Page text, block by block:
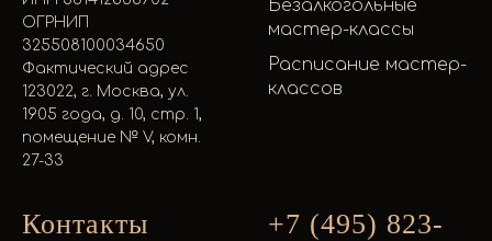
ОГРНИП
325508100034650
Фактический адрес
123022, г. Москва, ул.
1905 года, д. 10, стр. 1,
помещение № V, комн.
27-33
Безалкогольные
мастер-классы
Расписание мастер-
классов
Контакты
+7 (495) 823-